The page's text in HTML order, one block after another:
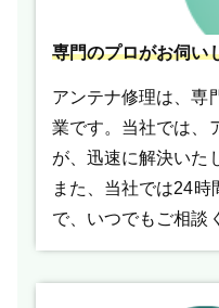
専門のプロがお伺い
アンテナ修理は、専
業です。当社では、
が、迅速に解決いた
また、当社では24
で、いつでもご相談